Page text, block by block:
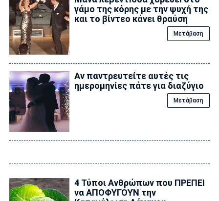
γάμο της κόρης με την ψυχή της
και το βίντεο κάνει θραύση
Μετάβαση
Αν παντρευτείτε αυτές τις
ημερομηνίες πάτε για διαζύγιο
Μετάβαση
4 Τύποι Ανθρώπων που ΠΡΕΠΕΙ
να ΑΠΟΦΥΓΟΥΝ την